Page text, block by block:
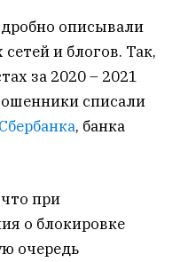
описывали
и блогов. Так,
за 2020 – 2021
списали
Сбербанка, банка
при
о блокировке
очередь